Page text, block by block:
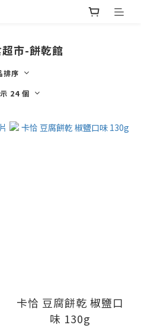
市-餅乾館
排序
24 個
卡恰 豆腐餅乾 椒鹽口
味 130g